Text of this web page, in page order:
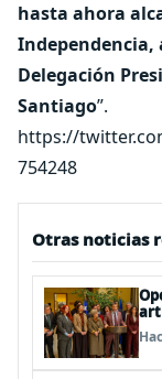
hasta ahora
Delegación
Santiago”.
https://
754248
Otras noticias